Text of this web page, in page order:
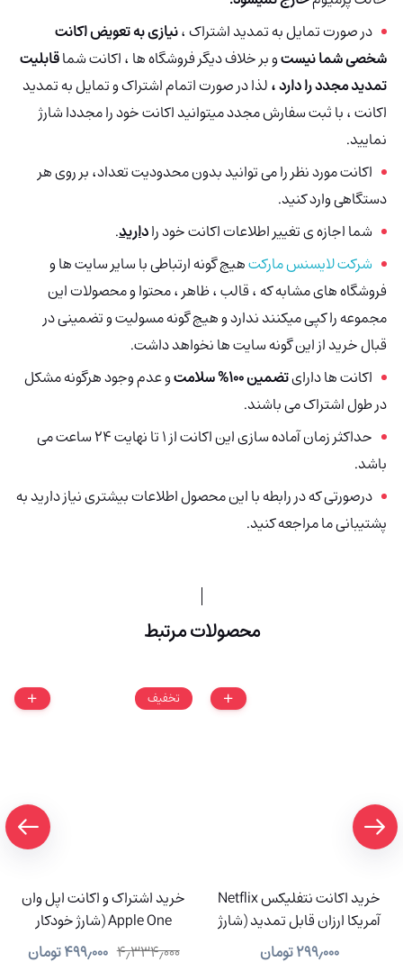
در صورت تمایل به تمدید اشتراک ،نیازی به تعویض اکانت
شخصی شما نیستو بر خلاف دیگر فروشگاه ها ، اکانت شماقابلیت
تمدید مجدد را دارد ،لذا در صورت اتمام اشتراک و تمایل به تمدید
اکانت ، با ثبت سفارش مجدد میتوانید اکانت خود را مجددا شارژ
نمایید.
اکانت مورد نظر را می توانید بدون محدودیت تعداد، بر روی هر
دستگاهی وارد کنید.
شما اجازه ی تغییر اطلاعات اکانت خود رادارید.
شرکت لایسنس مارکتهیچ گونه ارتباطی با سایر سایت ها و
فروشگاه های مشابه که ، قالب ، ظاهر ، محتوا و محصولات این
مجموعه را کپی میکنند ندارد و هیچ گونه مسولیت و تضمینی در
قبال خرید از این گونه سایت ها نخواهد داشت.
اکانت ها دارایتضمین 100% سلامت
و عدم وجود هرگونه مشکل
در طول اشتراک می باشند.
حداکثر زمان آماده سازی این اکانت از 1 تا نهایت 24 ساعت می
باشد.
درصورتی که در رابطه با این محصول اطلاعات بیشتری نیاز دارید به
پشتیبانی ما مراجعه کنید.
محصولات مرتبط
خرید اکانت نتفلیکس Netflix
آمریکا ارزان قابل تمدید (شارژ
آنی)
۲۹۹٫۰۰۰تومان
تخفیف
خرید اشتراک و اکانت اپل وان
Apple One (شارژ خودکار
سیستمی)۴٫۳۳۴٫۰۰۰ ۴۹۹٫۰۰۰تومان